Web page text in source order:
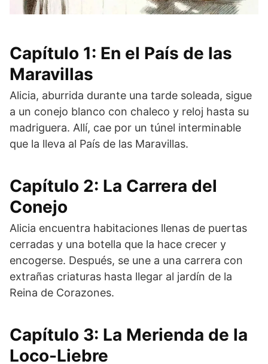
Capítulo 1: En el País de las
Maravillas
Alicia, aburrida durante una tarde soleada, sigue
a un conejo blanco con chaleco y reloj hasta su
madriguera. Allí, cae por un túnel interminable
que la lleva al País de las Maravillas.
Capítulo 2: La Carrera del
Conejo
Alicia encuentra habitaciones llenas de puertas
cerradas y una botella que la hace crecer y
encogerse. Después, se une a una carrera con
extrañas criaturas hasta llegar al jardín de la
Reina de Corazones.
Capítulo 3: La Merienda de la
Loco-Liebre